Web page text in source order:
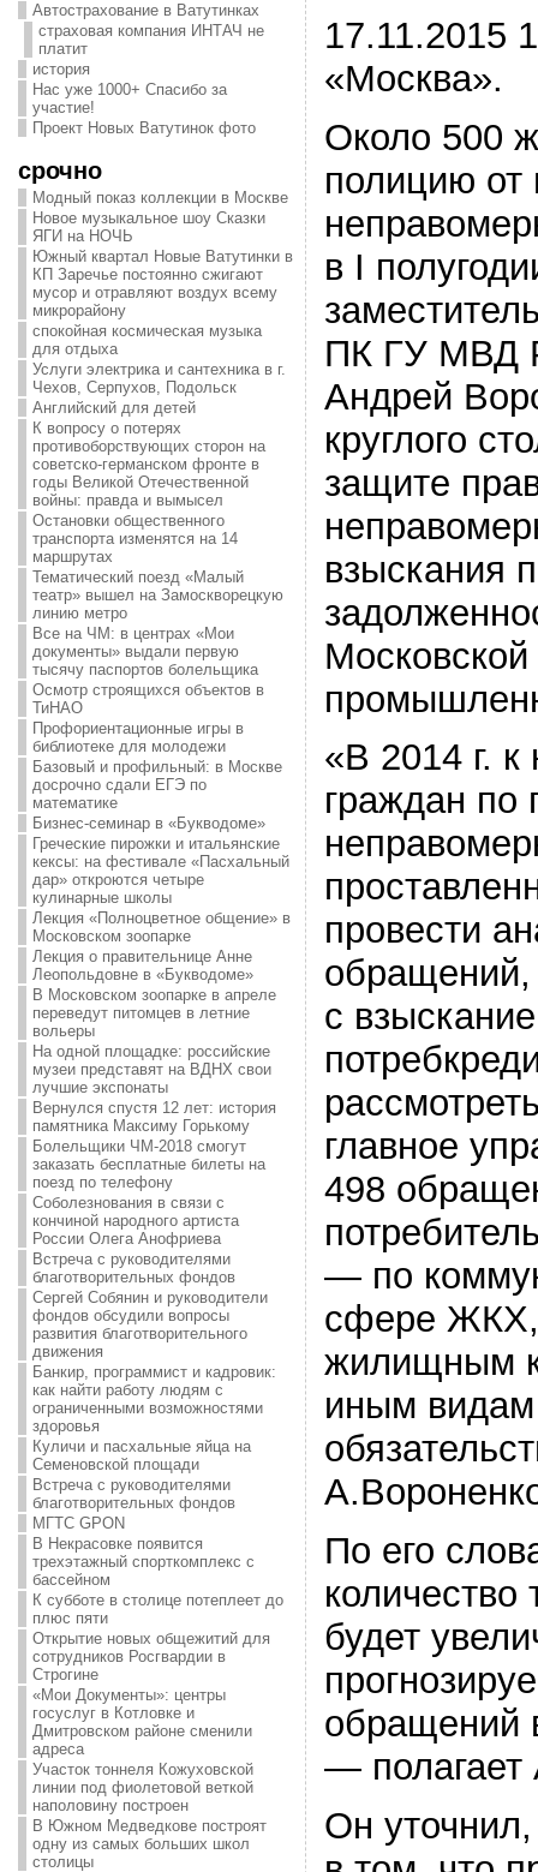
Автострахование в Ватутинках
страховая компания ИНТАЧ не
платит
история
Нас уже 1000+ Спасибо за
участие!
Проект Новых Ватутинок фото
срочно
Модный показ коллекции в Москве
Новое музыкальное шоу Сказки
ЯГИ на НОЧЬ
Южный квартал Новые Ватутинки в
КП Заречье постоянно сжигают
мусор и отравляют воздух всему
микрорайону
спокойная космическая музыка
для отдыха
Услуги электрика и сантехника в г.
Чехов, Серпухов, Подольск
Английский для детей
К вопросу о потерях
противоборствующих сторон на
советско-германском фронте в
годы Великой Отечественной
войны: правда и вымысел
Остановки общественного
транспорта изменятся на 14
маршрутах
Тематический поезд «Малый
театр» вышел на Замоскворецкую
линию метро
Все на ЧМ: в центрах «Мои
документы» выдали первую
тысячу паспортов болельщика
Осмотр строящихся объектов в
ТиНАО
Профориентационные игры в
библиотеке для молодежи
Базовый и профильный: в Москве
досрочно сдали ЕГЭ по
математике
Бизнес-семинар в «Букводоме»
Греческие пирожки и итальянские
кексы: на фестивале «Пасхальный
дар» откроются четыре
кулинарные школы
Лекция «Полноцветное общение» в
Московском зоопарке
Лекция о правительнице Анне
Леопольдовне в «Букводоме»
В Московском зоопарке в апреле
переведут питомцев в летние
вольеры
На одной площадке: российские
музеи представят на ВДНХ свои
лучшие экспонаты
Вернулся спустя 12 лет: история
памятника Максиму Горькому
Болельщики ЧМ-2018 смогут
заказать бесплатные билеты на
поезд по телефону
Соболезнования в связи с
кончиной народного артиста
России Олега Анофриева
Встреча с руководителями
благотворительных фондов
Сергей Собянин и руководители
фондов обсудили вопросы
развития благотворительного
движения
Банкир, программист и кадровик:
как найти работу людям с
ограниченными возможностями
здоровья
Куличи и пасхальные яйца на
Семеновской площади
Встреча с руководителями
благотворительных фондов
МГТС GPON
В Некрасовке появится
трехэтажный спорткомплекс с
бассейном
К субботе в столице потеплеет до
плюс пяти
Открытие новых общежитий для
сотрудников Росгвардии в
Строгине
«Мои Документы»: центры
госуслуг в Котловке и
Дмитровском районе сменили
адреса
Участок тоннеля Кожуховской
линии под фиолетовой веткой
наполовину построен
В Южном Медведкове построят
одну из самых больших школ
столицы
17.11.2015
«Москва».
Около 500
полицию от
в I
ПК ГУ МВД
Андрей
круглого
защите
взыскания
Московской
«В 2014 г.
граждан по
провести
обращений,
с
главное
498
— по
сфере
жилищным
иным
По его
будет
обращений
— полагает
Он